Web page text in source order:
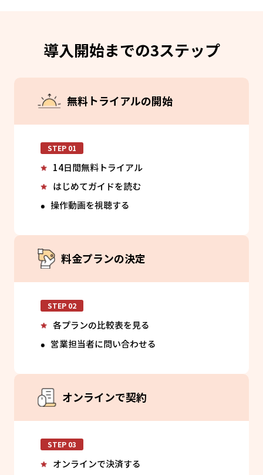
導入開始までの3ステップ
無料トライアルの開始
STEP 01
14日間無料トライアル
はじめてガイドを読む
操作動画を視聴する
料金プランの決定
STEP 02
各プランの比較表を見る
営業担当者に問い合わせる
オンラインで契約
STEP 03
オンラインで決済する